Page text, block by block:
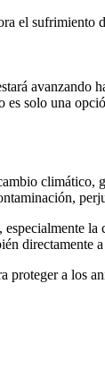
el
solo una
directamente
a los